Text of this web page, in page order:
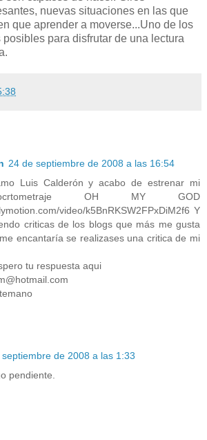
nuevas situaciones en las que
que aprender a moverse...Uno de los
para disfrutar de una lectura
24 de septiembre de 2008 a las 16:54
Luis Calderón y acabo de estrenar mi
OH MY GOD
video/k5BnRKSW2FPxDiM2f6 Y
criticas de los blogs que más me gusta
encantaría se realizases una critica de mi
tu respuesta aqui
septiembre de 2008 a las 1:33
pendiente.